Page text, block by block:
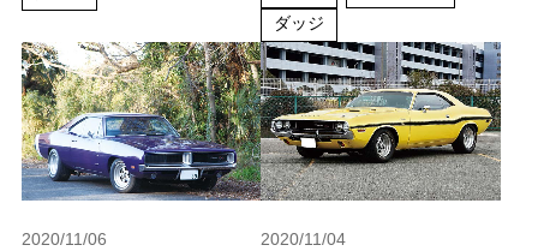
ダッジ
2020/11/06 2020/11/04